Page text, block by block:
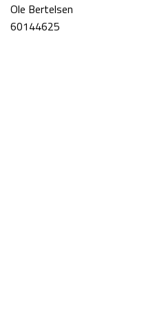
Ole Bertelsen
60144625